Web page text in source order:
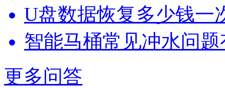
U盘数据恢复多少钱一
智能马桶常见冲水问
更多问答